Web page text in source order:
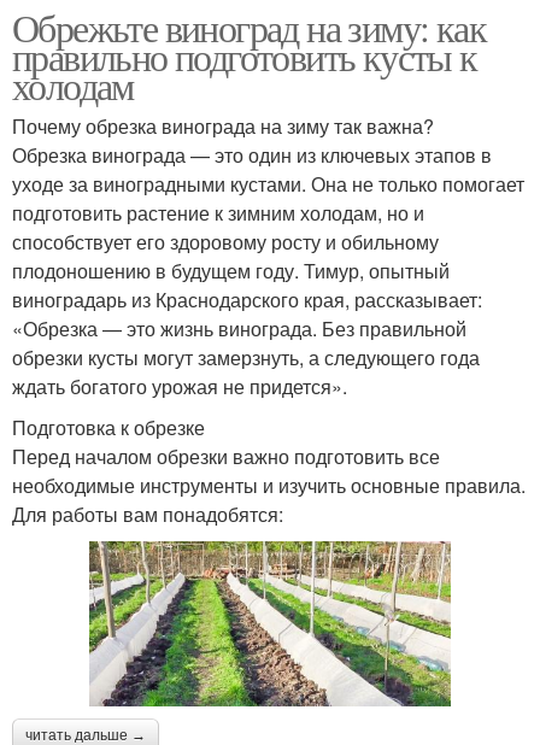
Обрежьте виноград на зиму: как
правильно подготовить кусты к
холодам
Почему обрезка винограда на зиму так важна?
Обрезка винограда — это один из ключевых этапов в
уходе за виноградными кустами. Она не только помогает
подготовить растение к зимним холодам, но и
способствует его здоровому росту и обильному
плодоношению в будущем году. Тимур, опытный
виноградарь из Краснодарского края, рассказывает:
«Обрезка — это жизнь винограда. Без правильной
обрезки кусты могут замерзнуть, а следующего года
ждать богатого урожая не придется».
Подготовка к обрезке
Перед началом обрезки важно подготовить все
необходимые инструменты и изучить основные правила.
Для работы вам понадобятся:
читать дальше →